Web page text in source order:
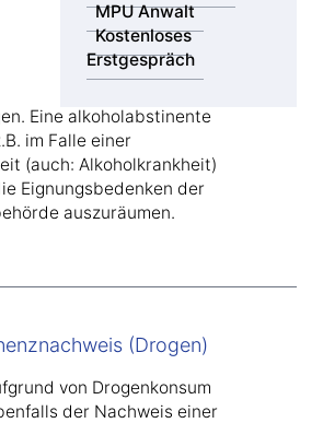
MPU Anwalt
Kostenloses
Erstgespräch
von Alkohol) muss im Rahmen
werden. Im Falle von
dies durch die Ermittlung im
Eine alkoholabstinente
im Falle einer
(auch: Alkoholkrankheit)
Eignungsbedenken der
auszuräumen.
(Drogen)
von Drogenkonsum
der Nachweis einer